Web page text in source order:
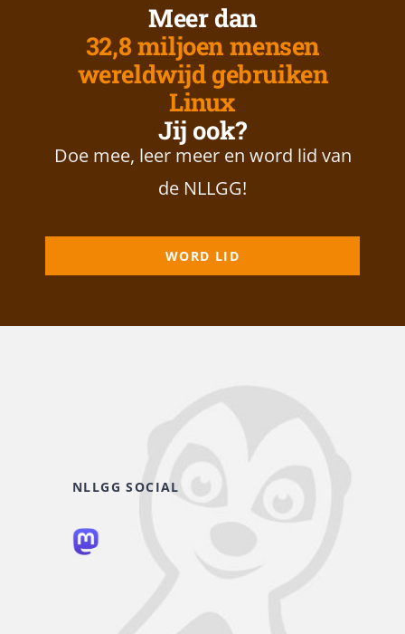
Meer dan
32,8 miljoen mensen
wereldwijd gebruiken
Linux
Jij ook?
Doe mee, leer meer en word lid van
de NLLGG!
WORD LID
NLLGG SOCIAL